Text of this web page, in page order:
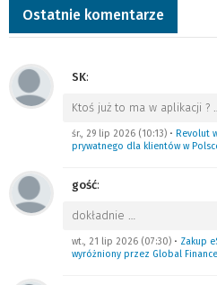
Ostatnie komentarze
SK:
Ktoś już to ma w aplikacji ?
śr., 29 lip 2026 (10:13) • Revolut
prywatnego dla klientów w
gość:
dokładnie …
wt., 21 lip 2026 (07:30) • Zakup
wyróżniony przez Global Finance